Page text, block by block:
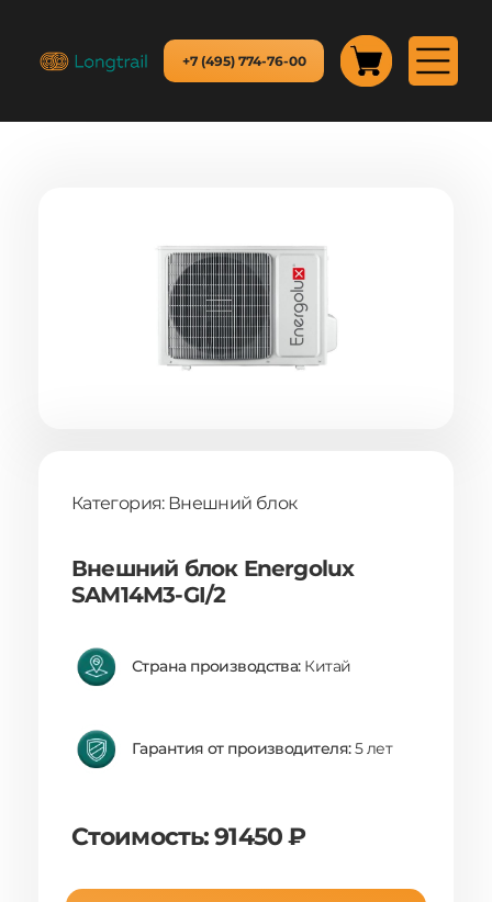
+7 (495) 774-76-00
Категория: Внешний блок
Внешний блок Energolux
SAM14M3-GI/2
Страна производства:Китай
Гарантия от производителя:5 лет
Стоимость: 91450 ₽